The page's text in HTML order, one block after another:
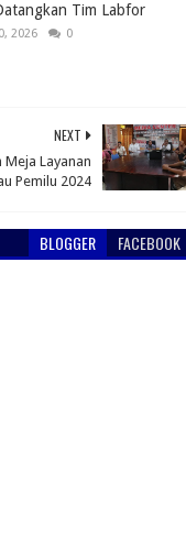
Tim Labfor
2026 0
NEXT
Meja Layanan
Pemilu 2024
BLOGGER FACEBOOK